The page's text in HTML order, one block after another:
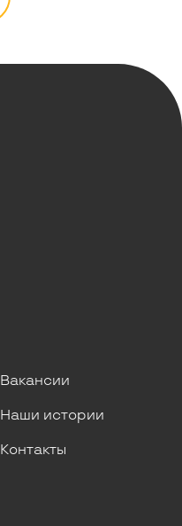
Вакансии
Наши истории
Контакты